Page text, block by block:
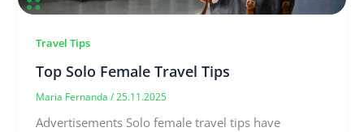
Travel Tips
Top Solo Female Travel Tips
Maria Fernanda/ 25.11.2025
Advertisements Solo female travel tips have